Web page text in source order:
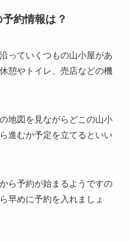
約情報は？
っていくつもの山小屋があ
憩やトイレ、売店などの機
地図を見ながらどこの山小
進むか予定を立てるといい
ら予約が始まるようですの
早めに予約を入れましょ